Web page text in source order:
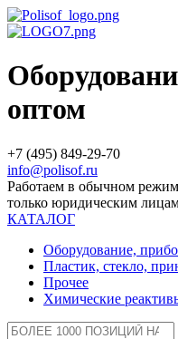
оптом
+7 (495) 849-29-70
info@polisof.ru
Работаем в обычном
только юридическим
КАТАЛОГ
Оборудование,
Пластик, стекло,
Прочее
Химические